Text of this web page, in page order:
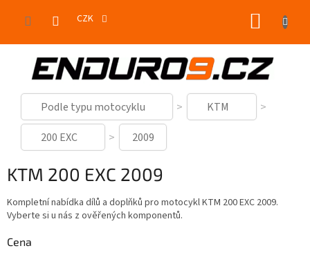
CZK
Podle typu motocyklu
KTM
200 EXC
2009
KTM 200 EXC 2009
Kompletní nabídka dílů a doplňků pro motocykl KTM 200 EXC 2009.
Vyberte si u nás z ověřených komponentů.
Cena